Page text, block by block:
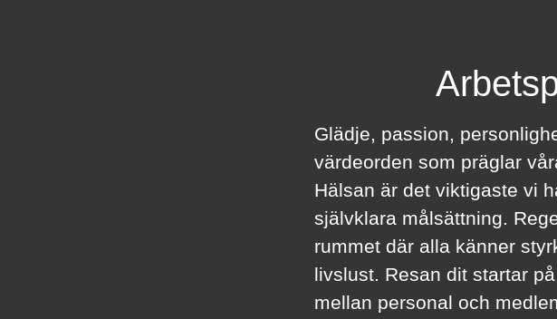
Glädje, passion,
värdeorden som präglar
Hälsan är det viktigaste vi
självklara målsättning.
rummet där alla känner
livslust. Resan dit startar
mellan personal och